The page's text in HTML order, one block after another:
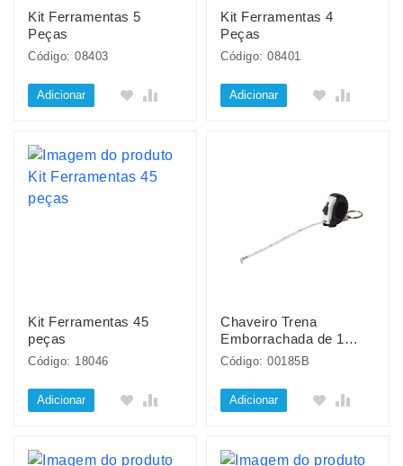
Kit Ferramentas 5
Peças
Código: 08403
Adicionar
Kit Ferramentas 4
Peças
Código: 08401
Adicionar
Kit Ferramentas 45
peças
Código: 18046
Adicionar
Chaveiro Trena
Emborrachada de 1
Metro
Código: 00185B
Adicionar